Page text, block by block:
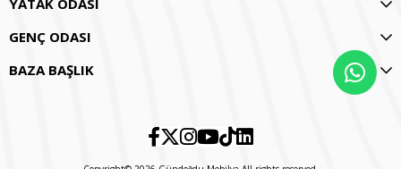
GENÇ ODASI
BAZA BAŞLIK